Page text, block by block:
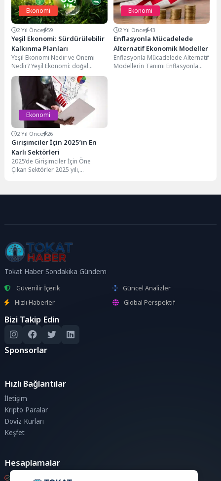
Ekonomi
2 Yıl Önce 59
Yeşil Ekonomi: Sürdürülebilir
Kalkınma Planları
Yeşil Ekonomi Nedir ve Önemi
Nedir? Yeşil Ekonomi: doğal
kaynakların korunmasını, çevresel
sürdürülebilirliği ve sosyal...
Ekonomi
2 Yıl Önce 43
Enflasyonla Mücadelede
Alternatif Ekonomik Modeller
Enflasyonla Mücadelede Alternatif
Modellerin Tanımı Enflasyonla
Ekonomi
2 Yıl Önce 26
Girişimciler İçin 2025’in En
Karlı Sektörleri
2025’de Girişimciler İçin Öne
Çıkan Sektörler 2025 yılı,
Tokat Haber Sondakika Gündem
Güvenilir İçerik
Güncel Analizler
Hızlı Haberler
Global Perspektif
Bizi Takip Edin
Sponsorlar
Hızlı Bağlantılar
İletişim
Kripto Paralar
Döviz Kurları
Keşfet
Hesaplamalar
Kripto Para Hesaplama